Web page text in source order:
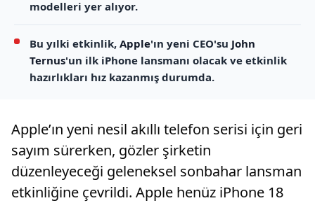
modelleri yer alıyor.
Bu yılki etkinlik, Apple'ın yeni CEO'su John
Ternus'un ilk iPhone lansmanı olacak ve etkinlik
hazırlıkları hız kazanmış durumda.
Apple’ın yeni nesil akıllı telefon serisi için geri
sayım sürerken, gözler şirketin
düzenleyeceği geleneksel sonbahar lansman
etkinliğine çevrildi. Apple henüz iPhone 18